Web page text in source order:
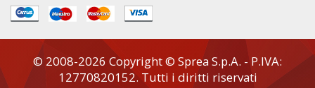
© 2008-2026 Copyright © Sprea S.p.A. - P.IVA:
12770820152. Tutti i diritti riservati